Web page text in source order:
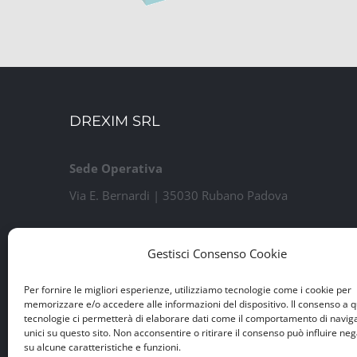
Gestisci Consenso Cookie
Per fornire le migliori esperienze, utilizziamo tecnologie come i cookie per
memorizzare e/o accedere alle informazioni del dispositivo. Il consenso a
tecnologie ci permetterà di elaborare dati come il comportamento di
unici su questo sito. Non acconsentire o ritirare il consenso può influire
su alcune caratteristiche e funzioni.
DREXIM SRL
Sede Operativa
Via E. Bernardi | 35030 Rubano Padova
Via Guido Rossa, 7 | 35020 Ponte San Nicolò PD
P.IVA e Iscr. Reg. Imprese n. 04460100284
Capitale Sociale € 15.000 i.v.